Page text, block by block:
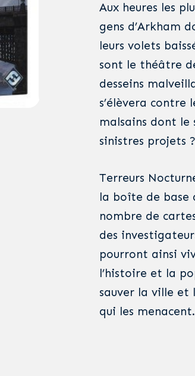
Aux heures les
gens d’Arkham
leurs volets
sont le théâtre
desseins
s’élèvera contre
malsains dont le
sinistres projets ?
Terreurs
la boîte de base
nombre de
des
pourront ainsi
l’histoire et la
sauver la ville et
qui les menacent.